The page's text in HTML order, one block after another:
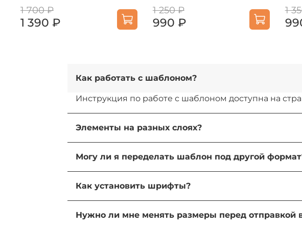
1 700 ₽
1 390 ₽
1 250 ₽
990 ₽
1
Как работать с шаблоном?
Инструкция по работе с шаблоном доступна на
Элементы на разных слоях?
Могу ли я переделать шаблон под другой
Как установить шрифты?
"Установить"
Нужно ли мне менять размеры перед отправкой